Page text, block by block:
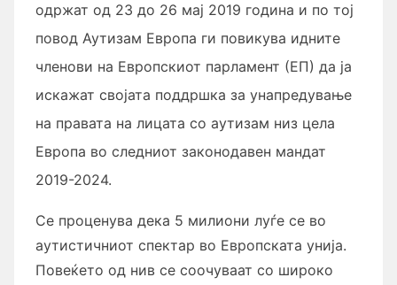
одржат од 23 до 26 мај 2019 година и по тој
повод Аутизам Европа ги повикува идните
членови на Европскиот парламент (ЕП) да ја
искажат својата поддршка за унапредување
на правата на лицата со аутизам низ цела
Европа во следниот законодавен мандат
2019-2024.
Се проценува дека 5 милиони луѓе се во
аутистичниот спектар во Европската унија.
Повеќето од нив се соочуваат со широко